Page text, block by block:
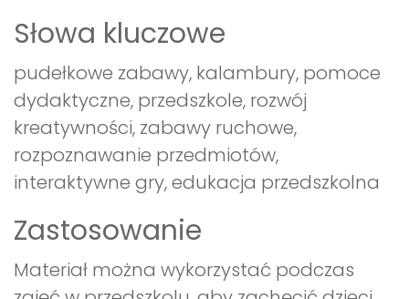
Słowa kluczowe
pudełkowe zabawy, kalambury, pomoce
dydaktyczne, przedszkole, rozwój
kreatywności, zabawy ruchowe,
rozpoznawanie przedmiotów,
interaktywne gry, edukacja przedszkolna
Zastosowanie
Materiał można wykorzystać podczas